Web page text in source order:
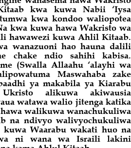
kwa kuwa Nabii ‘Iysa
kwa kondoo waliopotea
kwa kuwa hawa Wakristo wa
hawawezi kuwa Ahlil Kitaab.
wanazuoni hao hauna dalili
chake ndio sahihi kabisa.
(Swalla Allaahu ‘alayhi wa
Maswahaba zake
ya makabila ya Kiarabu
alikuwa akiwausia
watawa walio jitenga katika
walikuwa wanachukuliwa
na ndivyo walivyochukuliwa
kuwa Waarabu wakati huo na
ni wana wa Israili lakini